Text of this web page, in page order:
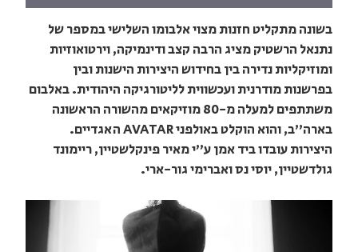
בשונה מתקליט חזנות מצוי אלבומו השלישי במספר של
נתנאל הרשטיק מציג הרבה קצב ודינמיקה, וירטואוזיות
ומוזיקליות נדירה בין בחידוש היצירות הישנות ובין
בפרשנות מודרנית ועכשווית לליטורגיקה היהודית. באלבום
משתתפים למעלה מ-80 מוזיקאים מהשורה הראשונה
בארה"ב, והוא הוקלט באולפני AVATAR האגדיים.
היצירות עובדו ביד אמן ע"י מאיר פינקלשטיין, ריימונד
גולדשטיין, יוסי נס ואברימי גור-ארי.